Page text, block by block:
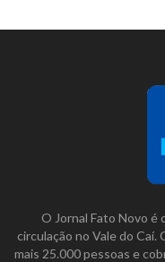
O Jornal Fato Novo é
circulação no Vale do
mais 25.000 pessoas e